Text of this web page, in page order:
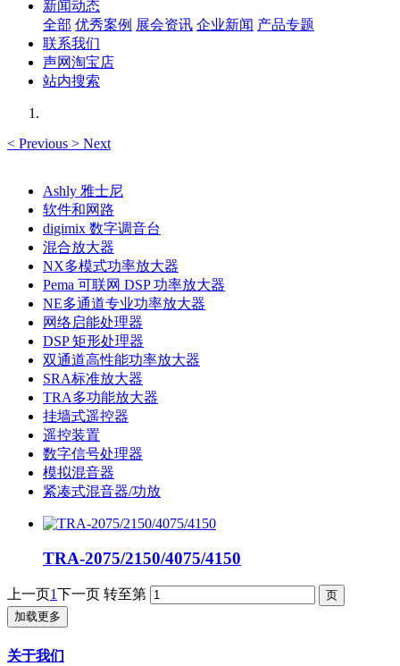
新闻动态
全部 优秀案例 展会资讯 企业新闻 产品专题
联系我们
声网淘宝店
站内搜索
< Previous > Next
Ashly 雅士尼
软件和网路
digimix 数字调音台
混合放大器
NX多模式功率放大器
Pema 可联网 DSP 功率放大器
NE多通道专业功率放大器
网络启能处理器
DSP 矩形处理器
双通道高性能功率放大器
SRA标准放大器
TRA多功能放大器
挂墙式遥控器
遥控装置
数字信号处理器
模拟混音器
紧凑式混音器/功放
TRA-2075/2150/4075/4150
上一页1下一页 转至第
加载更多
关于我们